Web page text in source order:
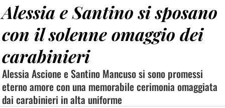
Alessia e Santino si sposano
con il solenne omaggio dei
carabinieri
Alessia Ascione e Santino Mancuso si sono promessi
eterno amore con una memorabile cerimonia omaggiata
dai carabinieri in alta uniforme